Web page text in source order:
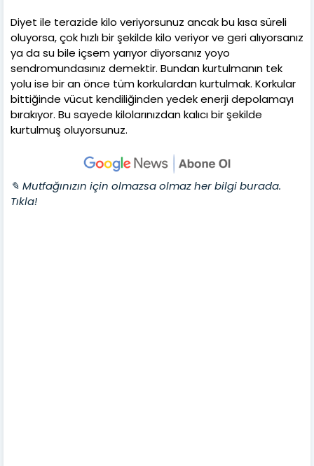
Diyet ile terazide kilo veriyorsunuz ancak bu kısa süreli
oluyorsa, çok hızlı bir şekilde kilo veriyor ve geri alıyorsanız
ya da su bile içsem yarıyor diyorsanız yoyo
sendromundasınız demektir. Bundan kurtulmanın tek
yolu ise bir an önce tüm korkulardan kurtulmak. Korkular
bittiğinde vücut kendiliğinden yedek enerji depolamayı
bırakıyor. Bu sayede kilolarınızdan kalıcı bir şekilde
kurtulmuş oluyorsunuz.
✎ Mutfağınızın için olmazsa olmaz her bilgi burada.
Tıkla!